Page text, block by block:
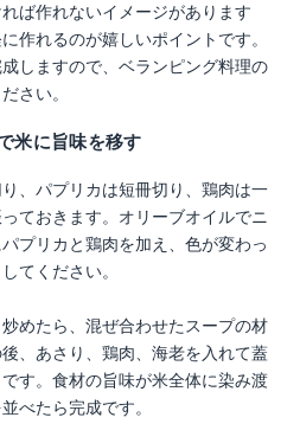
ば作れないイメージがあります
作れるのが嬉しいポイントです。
しますので、ベランピング料理の
さい。
米に旨味を移す
、パプリカは短冊切り、鶏肉は一
ておきます。オリーブオイルでニ
プリカと鶏肉を加え、色が変わっ
てください。
めたら、混ぜ合わせたスープの材
、あさり、鶏肉、海老を入れて蓋
す。食材の旨味が米全体に染み渡
べたら完成です。